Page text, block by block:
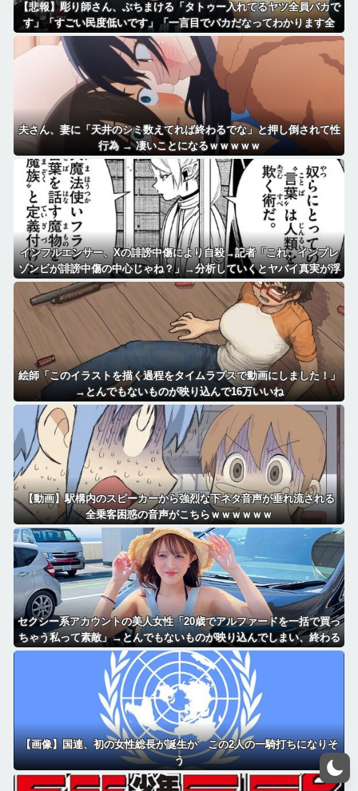
【悲報】彫り師さん、ぶちまける「タトゥー入れてるヤツ全員バカで
す」「すごい民度低いです」「一言目でバカだなってわかります全
員」
夫さん、妻に「天井のシミ数えてれば終わるでな」と押し倒されて性
行為 → 凄いことになるｗｗｗｗｗ
インフルエンサー、Xの誹謗中傷により自殺→記者「これ、インプレ
ゾンビが誹謗中傷の中心じゃね？」→分析していくとヤバイ真実が浮
かび上がる
絵師「このイラストを描く過程をタイムラプスで動画にしました！」
→とんでもないものが映り込んで16万いいね
【動画】駅構内のスピーカーから強烈な下ネタ音声が垂れ流される
全乗客困惑の音声がこちらｗｗｗｗｗｗ
セクシー系アカウントの美人女性「20歳でアルファードを一括で買っ
ちゃう私って素敵」→とんでもないものが映り込んでしまい、終わる
【画像】国連、初の女性総長が誕生か この2人の一騎打ちになりそ
う